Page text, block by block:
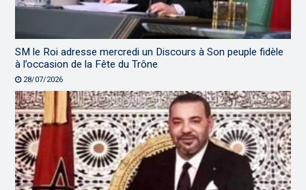
SM le Roi adresse mercredi un Discours à Son peuple fidèle
à l’occasion de la Fête du Trône
28/07/2026